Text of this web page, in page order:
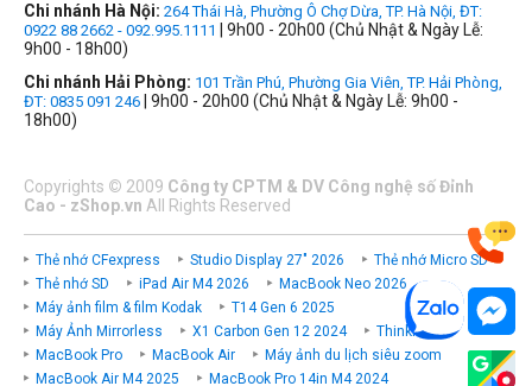
Chi nhánh Hà Nội: 264 Thái Hà, Phường Ô Chợ Dừa, TP. Hà Nội, ĐT:
0922 88 2662 - 092.995.1111
| 9h00 - 20h00 (Chủ Nhật & Ngày Lễ:
9h00 - 18h00)
Chi nhánh Hải Phòng: 101 Trần Phú, Phường Gia Viên, TP. Hải Phòng,
ĐT: 0835 091 246 | 9h00 - 20h00 (Chủ Nhật & Ngày Lễ: 9h00 -
18h00)
Copyrights © 2009 Công ty CPTM & DV Công nghệ số Đỉnh
Cao - zShop.vn All Rights Reserved
Thẻ nhớ CFexpress Studio Display 27" 2026
Thẻ nhớ Micro SD
Thẻ nhớ SD
iPad Air M4 2026
MacBook Neo 2026
Máy ảnh film & film Kodak
T14 Gen 6 2025
Máy Ảnh Mirrorless
X1 Carbon Gen 12 2024
ThinkPad P
MacBook Pro
MacBook Air
Máy ảnh du lịch siêu zoom
MacBook Air M4 2025
MacBook Pro 14in M4 2024